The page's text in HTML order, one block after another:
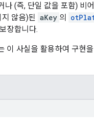
나 (즉, 단일 값을 포함) 비
않음)된 aKey 의
장합니다.
이 사실을 활용하여 구현